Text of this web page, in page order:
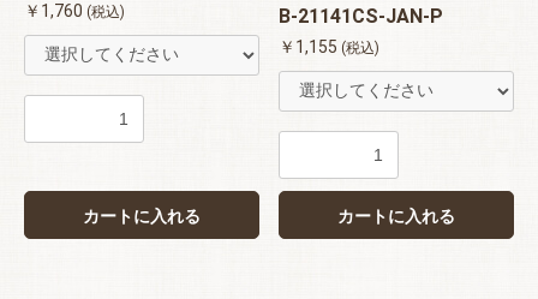
￥1,760 (税込)
カートに入れる
B-21141CS-JAN-P
￥1,155 (税込)
カートに入れる